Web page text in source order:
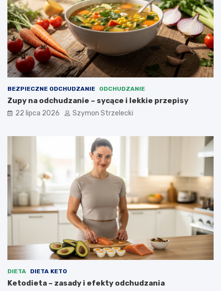
BEZPIECZNE ODCHUDZANIE ODCHUDZANIE
Zupy na odchudzanie – sycące i lekkie przepisy
22 lipca 2026 Szymon Strzelecki
DIETA DIETA KETO
Ketodieta – zasady i efekty odchudzania